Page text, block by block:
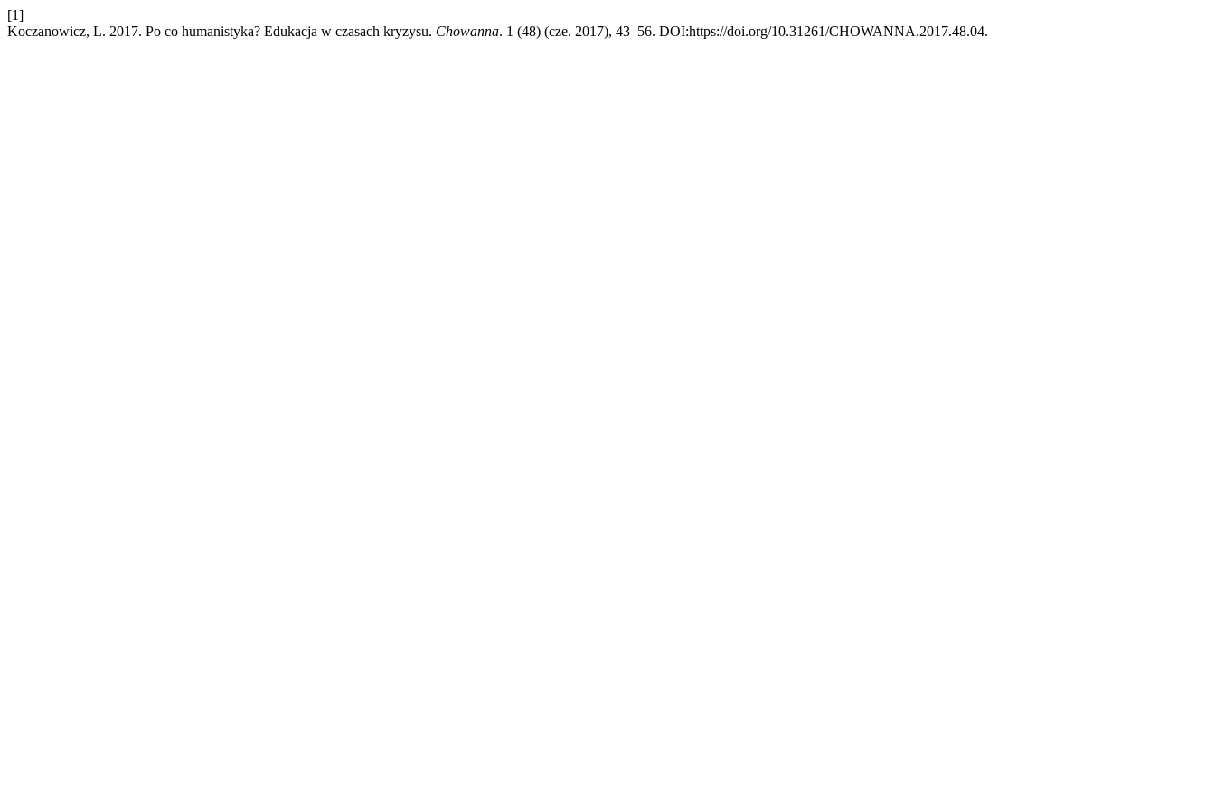
[1]
Koczanowicz, L. 2017. Po co humanistyka? Edukacja w czasach kryzysu. Chowanna. 1 (48) (cze. 2017), 43–56. DOI:https://doi.org/10.31261/CHOWANNA.2017.48.04.